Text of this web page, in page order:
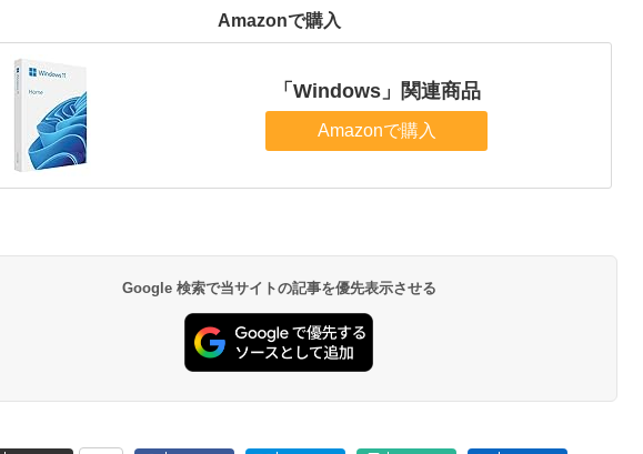
Amazonで購入
「Windows」関連商品
Amazonで購入
Google 検索で当サイトの記事を優先表示させる